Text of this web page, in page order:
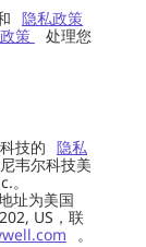
隐私政策
策
处理您
技的 隐私
韦尔科技美
址为美国
US，联
。